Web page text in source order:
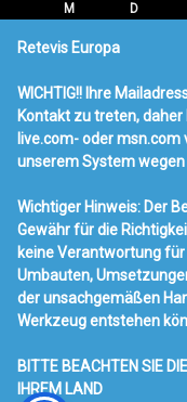
Retevis Europa
WICHTIG!! Ihre
Kontakt zu treten,
live.com- oder
unserem System
Wichtiger Hinweis: Der
Gewähr für die
keine Verantwortung
Umbauten,
der unsachgemäßen
Werkzeug entstehen
BITTE BEACHTEN SIE
IHREM LAND
M D
10 11
17 18
24 25
31
Neueste Beiträge
Ailunce HA1UV
Radio Werbung
Retevis RT73